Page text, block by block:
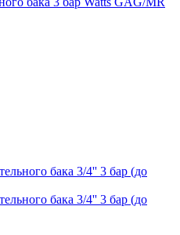
бака 3/4'' 3 бар (до
бака 3/4'' 3 бар (до